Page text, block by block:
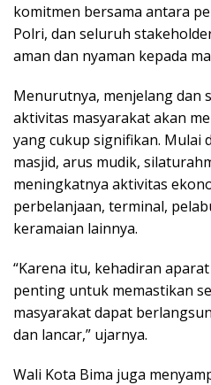
komitmen bersama antara
Polri, dan seluruh
aman dan nyaman kepada
Menurutnya, menjelang dan
aktivitas masyarakat akan
yang cukup signifikan. Mulai
masjid, arus mudik,
meningkatnya aktivitas
perbelanjaan, terminal,
keramaian lainnya.
“Karena itu, kehadiran
penting untuk memastikan
masyarakat dapat
dan lancar,” ujarnya.
Wali Kota Bima juga